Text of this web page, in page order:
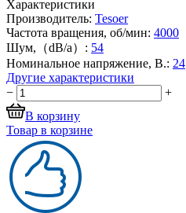
Характеристики
Производитель: Tesoer
Частота вращения, об/мин: 4000
Шум,（dB/a）: 54
Номинальное напряжение, В.: 24
Другие характеристики
−
+
В корзину
Товар в корзине